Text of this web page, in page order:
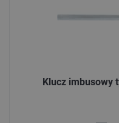
Klucz imbusowy